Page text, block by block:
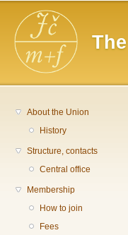
Main menu
About the Union
History
Structure, contacts
Central office
Membership
How to join
Fees